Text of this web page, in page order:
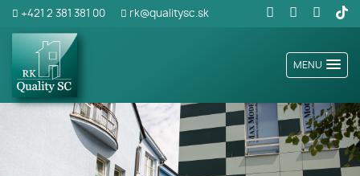
+421 2 381 381 00 rk@qualitysc.sk
MENU